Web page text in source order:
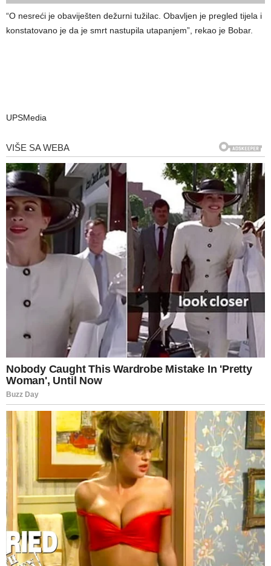
“O nesreći je obaviješten dežurni tužilac. Obavljen je pregled tijela i
konstatovano je da je smrt nastupila utapanjem”, rekao je Bobar.
UPSMedia